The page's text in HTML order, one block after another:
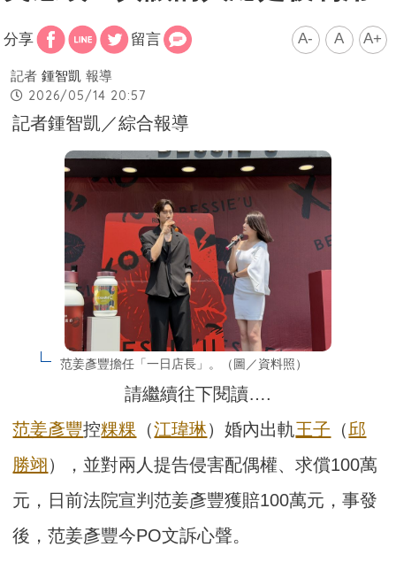
分享 留言 A- A A+
記者 鍾智凱 報導
2026/05/14 20:57
記者鍾智凱／綜合報導
范姜彥豐擔任「一日店長」。（圖／資料照）
請繼續往下閱讀….
范姜彥豐控粿粿 （江瑋琳）婚內出軌王子 （邱
勝翊），並對兩人提告侵害配偶權、求償100萬
元，日前法院宣判范姜彥豐獲賠100萬元，事發
後，范姜彥豐今PO文訴心聲。